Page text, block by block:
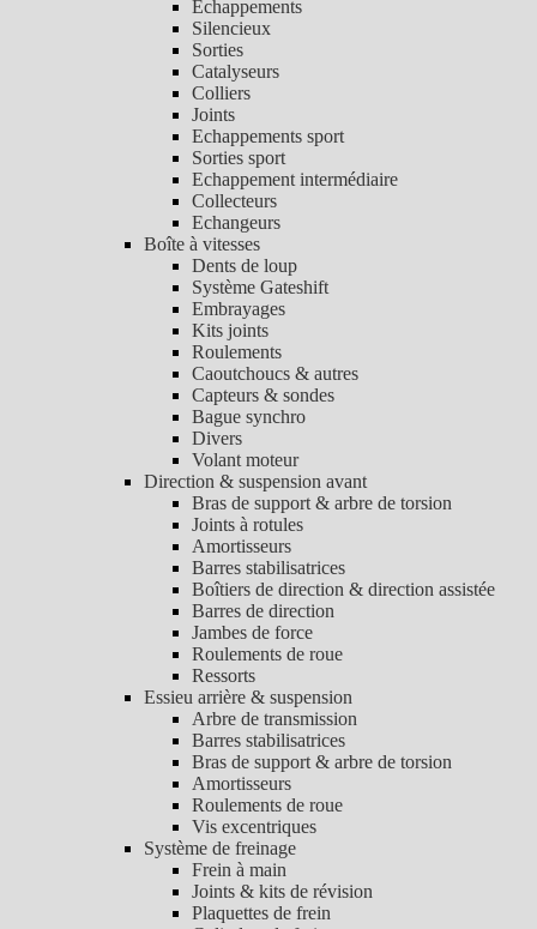
Echappements
Silencieux
Sorties
Catalyseurs
Colliers
Joints
Echappements sport
Sorties sport
Echappement intermédiaire
Collecteurs
Echangeurs
Boîte à vitesses
Dents de loup
Système Gateshift
Embrayages
Kits joints
Roulements
Caoutchoucs & autres
Capteurs & sondes
Bague synchro
Divers
Volant moteur
Direction & suspension avant
Bras de support & arbre de torsion
Joints à rotules
Amortisseurs
Barres stabilisatrices
Boîtiers de direction & direction assistée
Barres de direction
Jambes de force
Roulements de roue
Ressorts
Essieu arrière & suspension
Arbre de transmission
Barres stabilisatrices
Bras de support & arbre de torsion
Amortisseurs
Roulements de roue
Vis excentriques
Système de freinage
Frein à main
Joints & kits de révision
Plaquettes de frein